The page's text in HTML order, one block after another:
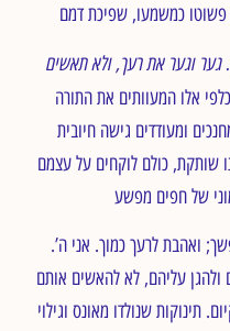
וגער את רעך, ולא תאשים
אלו המעוותים את התורה
ומעודדים גישה חיובית
שותקת, כולם לוקחים על עצמם
ואהבת לרעך כמוך. אני ה’.
ולהגן עליהם, לא להאשים אותם
תינוקות שנולדו מאונס וגילוי